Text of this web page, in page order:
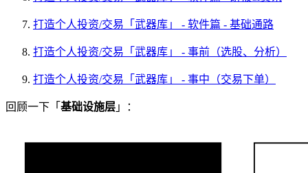
打造个人投资/交易「武器库」 - 软件篇 - 基础通路
打造个人投资/交易「武器库」 - 事前（选股、分析）
打造个人投资/交易「武器库」 - 事中（交易下单）
回顾一下「 基础设施层 」：